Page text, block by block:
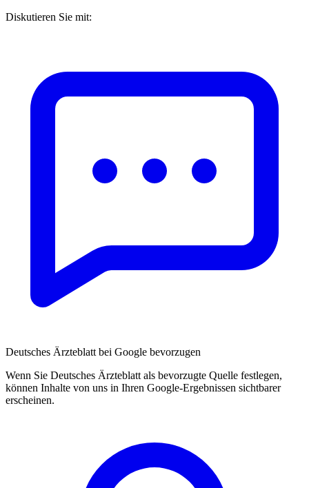
Diskutieren Sie mit:
Deutsches Ärzteblatt bei Google bevorzugen
Wenn Sie Deutsches Ärzteblatt als bevorzugte Quelle festlegen,
können Inhalte von uns in Ihren Google-Ergebnissen sichtbarer
erscheinen.